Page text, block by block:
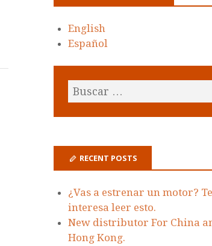
English
Español
RECENT POSTS
¿Vas a estrenar un motor? Te
interesa leer esto.
New distributor For China
Hong Kong.